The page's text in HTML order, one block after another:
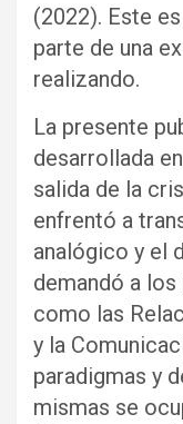
(2022). Este
parte de una
realizando.
La presente
desarrollada
salida de la
enfrentó a
analógico y el
demandó a
como las
y la
paradigmas y
mismas se